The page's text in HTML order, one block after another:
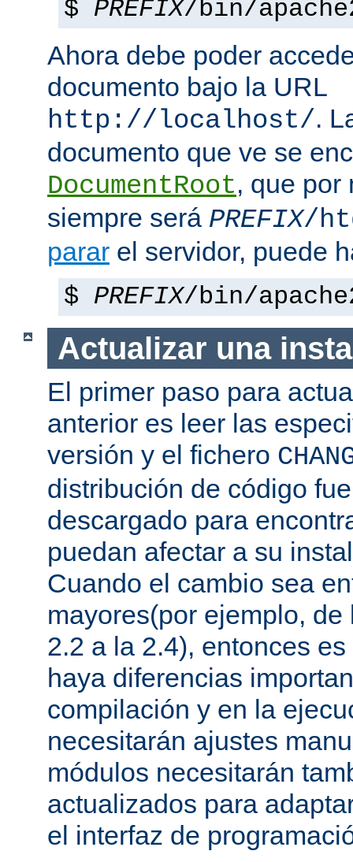
$ PREFIX/bin/
Ahora debe poder
documento bajo la URL
http://localhost/.
documento que ve se
DocumentRoot, que por
siempre será PREFIX/
parar el servidor, puede
$ PREFIX/bin/
Actualizar una
El primer paso para
anterior es leer las
versión y el fichero
distribución de código
descargado para
puedan afectar a su
Cuando el cambio sea
mayores(por ejemplo,
2.2 a la 2.4), entonces
haya diferencias
compilación y en la
necesitarán ajustes
módulos necesitarán
actualizados para
el interfaz de